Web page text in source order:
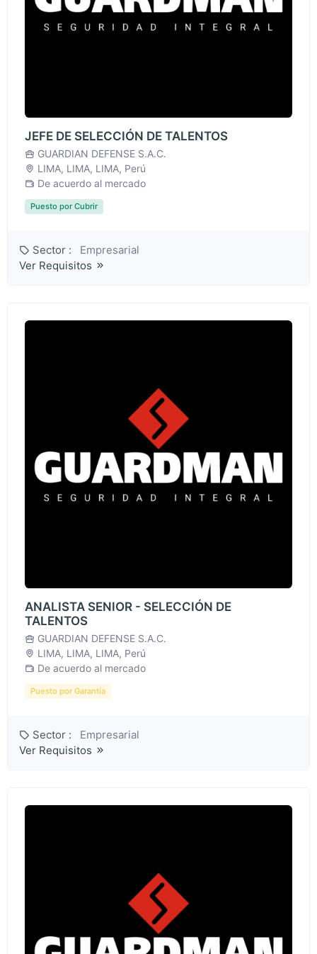
JEFE DE SELECCIÓN DE TALENTOS
GUARDIAN DEFENSE S.A.C.
LIMA, LIMA, LIMA, Perú
De acuerdo al mercado
Puesto por Cubrir
Sector :
Empresarial
Ver Requisitos
ANALISTA SENIOR - SELECCIÓN DE
TALENTOS
GUARDIAN DEFENSE S.A.C.
LIMA, LIMA, LIMA, Perú
De acuerdo al mercado
Puesto por Garantía
Sector :
Empresarial
Ver Requisitos